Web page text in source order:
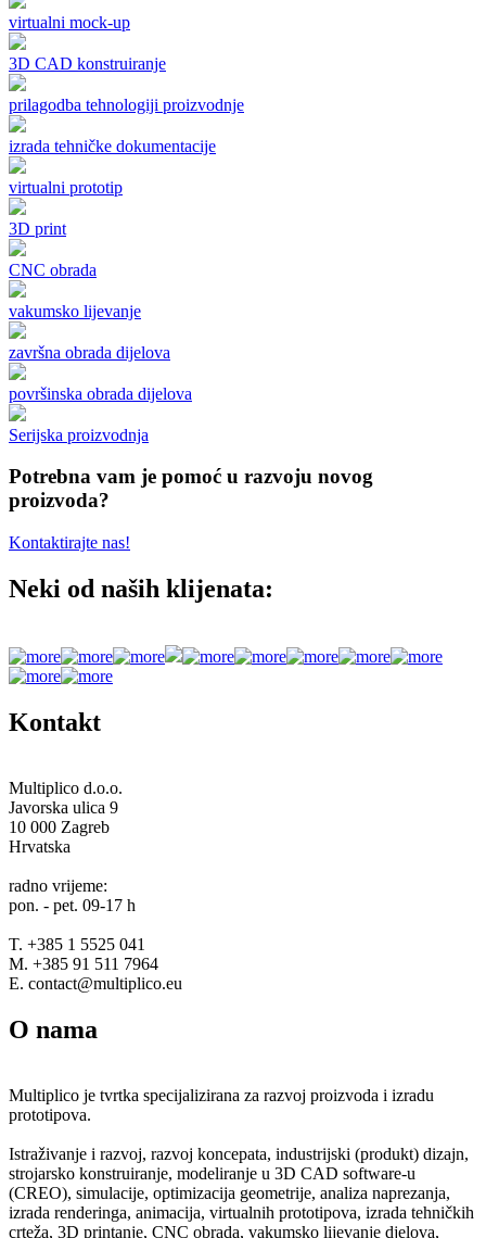
virtualni mock-up
3D CAD konstruiranje
prilagodba tehnologiji proizvodnje
izrada tehničke dokumentacije
virtualni prototip
3D print
CNC obrada
vakumsko lijevanje
završna obrada dijelova
površinska obrada dijelova
Serijska proizvodnja
Potrebna vam je pomoć u razvoju novog
proizvoda?
Kontaktirajte nas!
Neki od naših klijenata:
Kontakt
Multiplico d.o.o.
Javorska ulica 9
10 000 Zagreb
Hrvatska
radno vrijeme:
pon. - pet. 09-17 h
T. +385 1 5525 041
M. +385 91 511 7964
E. contact@multiplico.eu
O nama
Multiplico je tvrtka specijalizirana za razvoj proizvoda i izradu
prototipova.
Istraživanje i razvoj, razvoj koncepata, industrijski (produkt) dizajn,
strojarsko konstruiranje, modeliranje u 3D CAD software-u
(CREO), simulacije, optimizacija geometrije, analiza naprezanja,
izrada renderinga, animacija, virtualnih prototipova, izrada tehničkih
crteža, 3D printanje, CNC obrada, vakumsko lijevanje djelova,